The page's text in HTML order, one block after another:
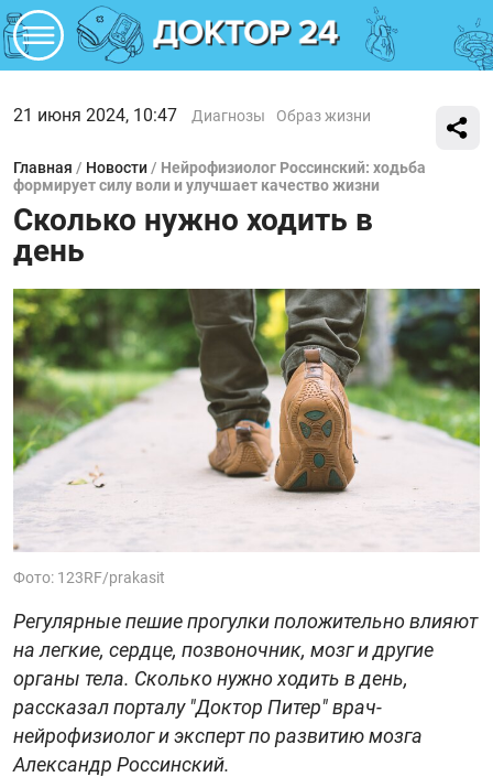
21 июня 2024, 10:47 Диагнозы Образ жизни
Главная / Новости / Нейрофизиолог Россинский: ходьба
формирует силу воли и улучшает качество жизни
Сколько нужно ходить в
день
Фото: 123RF/prakasit
Регулярные пешие прогулки положительно влияют
на легкие, сердце, позвоночник, мозг и другие
органы тела. Сколько нужно ходить в день,
рассказал порталу "Доктор Питер" врач-
нейрофизиолог и эксперт по развитию мозга
Александр Россинский.